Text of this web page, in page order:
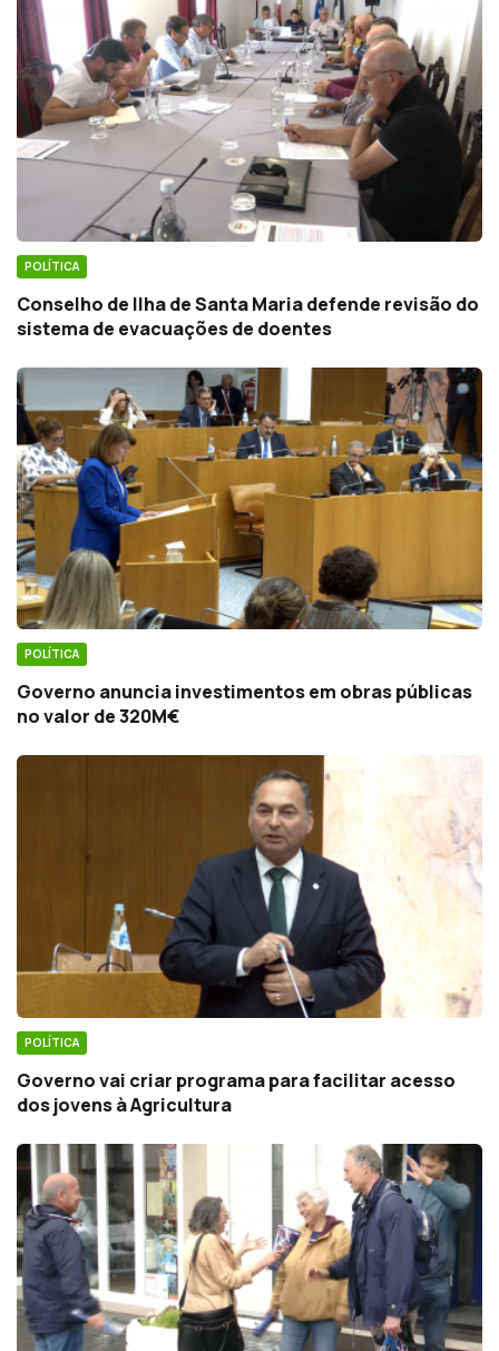
POLÍTICA
Conselho de Ilha de Santa Maria defende revisão do
sistema de evacuações de doentes
POLÍTICA
Governo anuncia investimentos em obras públicas
no valor de 320M€
POLÍTICA
Governo vai criar programa para facilitar acesso
dos jovens à Agricultura